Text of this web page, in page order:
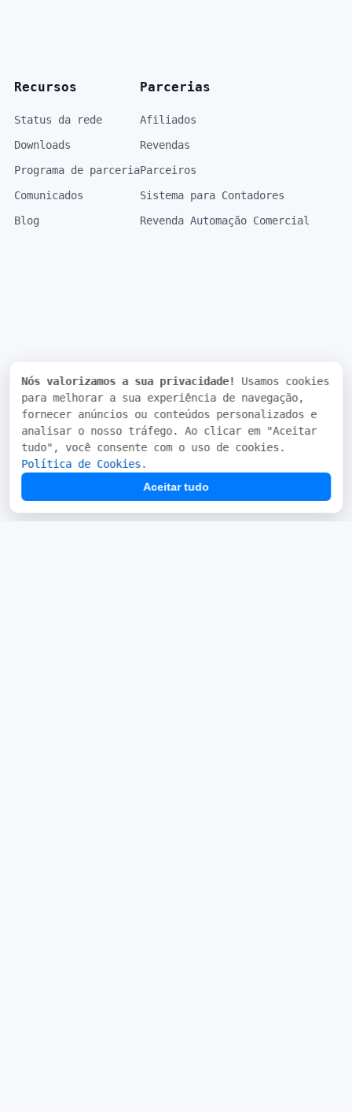
Recursos
Status da rede
Downloads
Programa de parceria
Comunicados
Blog
Parcerias
Afiliados
Revendas
Parceiros
Sistema para Contadores
Revenda Automação Comercial
Nós valorizamos a sua privacidade!
Usamos cookies
para melhorar a sua experiência de navegação,
fornecer anúncios ou conteúdos personalizados e
analisar o nosso tráfego. Ao clicar em "Aceitar
tudo", você consente com o uso de cookies.
Política de Cookies.
Aceitar tudo